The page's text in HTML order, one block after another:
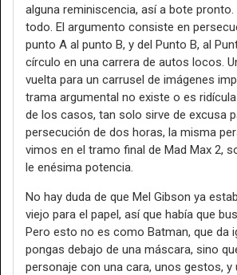
alguna reminiscencia, así a bote
todo. El argumento consiste en
punto A al punto B, y del Punto B, al
círculo en una carrera de autos locos.
vuelta para un carrusel de imágenes
trama argumental no existe o es
de los casos, tan solo sirve de excusa
persecución de dos horas, la misma
vimos en el tramo final de Mad Max 2,
le enésima potencia.
No hay duda de que Mel Gibson ya
viejo para el papel, así que había que
Pero esto no es como Batman, que da
pongas debajo de una máscara, sino
personaje con una cara, unos gestos, y